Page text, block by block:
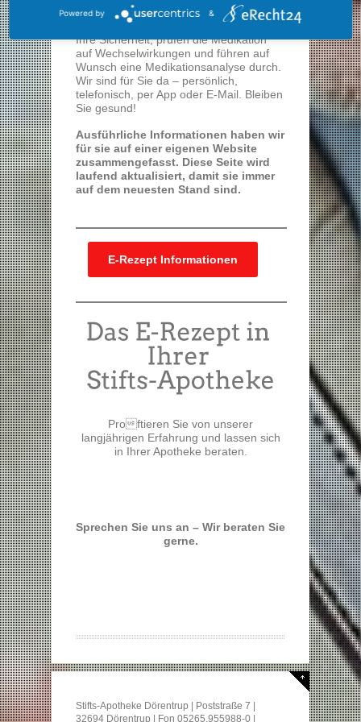
umweltschonende Belieferung durch
kurze Wege. Wir nehmen uns Zeit für
Ihre Sicherheit, prüfen die Medikation
auf Wechselwirkungen und führen auf
Wunsch eine Medikationsanalyse durch.
Wir sind für Sie da – persönlich,
telefonisch, per App oder E-Mail. Bleiben
Sie gesund!
Ausführliche Informationen haben wir
für sie auf einer eigenen Website
zusammengefasst. Diese Seite wird
laufend aktualisiert, damit sie immer
auf dem neuesten Stand sind.
E-Rezept Informationen
Proftieren Sie von unserer
langjährigen Erfahrung und lassen sich
in Ihrer Apotheke beraten.
Sprechen Sie uns an – Wir beraten Sie
gerne.
Stifts-Apotheke Dörentrup | Poststraße 7 |
32694 Dörentrup | Fon 05265.955988-0 |
Powered by &